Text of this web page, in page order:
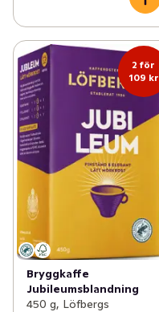
2 för
109 kr
Bryggkaffe
Jubileumsblandning
450 g, Löfbergs